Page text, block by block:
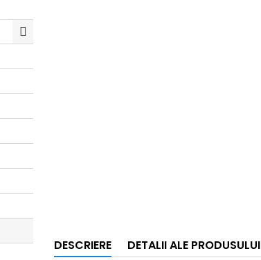
DESCRIERE DETALII ALE PRODUSULUI